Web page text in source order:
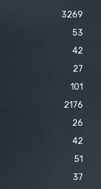
3269
53
42
27
101
2176
26
42
51
37